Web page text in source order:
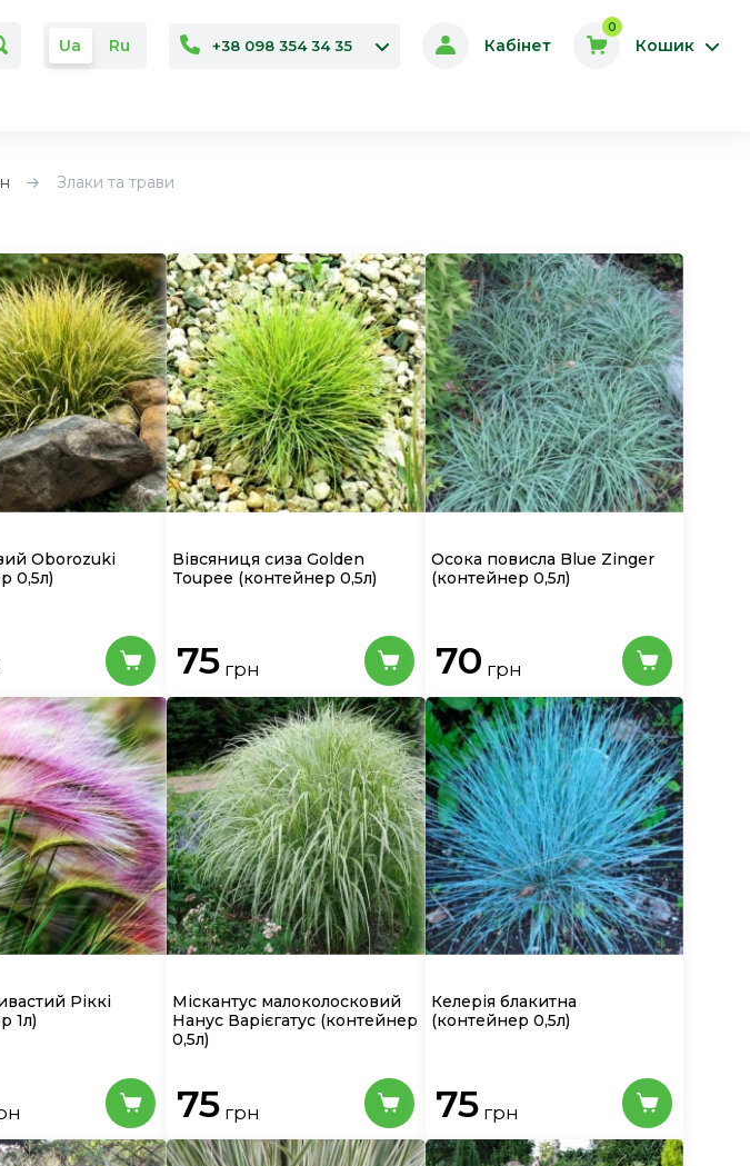
Ua Ru +38 098 354 34 35 Кабінет
0
Кошик
Злаки та трави
Oborozuki
0,5л)
Вівсяниця сизa Golden
Toupee (контейнер 0,5л)
75 грн
Осока повисла Blue Zinger
(контейнер 0,5л)
70 грн
Ріккі
1л)
Міскантус малоколосковий
Нанус Варієгатус (контейнер
0,5л)
75 грн
Келерія блакитна
(контейнер 0,5л)
75 грн